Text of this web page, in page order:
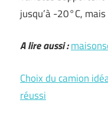
jusqu’à -20°C,
A lire aussi :
Choix du camion
réussi